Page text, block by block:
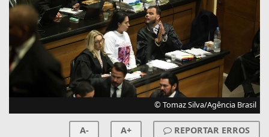
© Tomaz Silva/Agência Brasil
A- A+ REPORTAR ERROS